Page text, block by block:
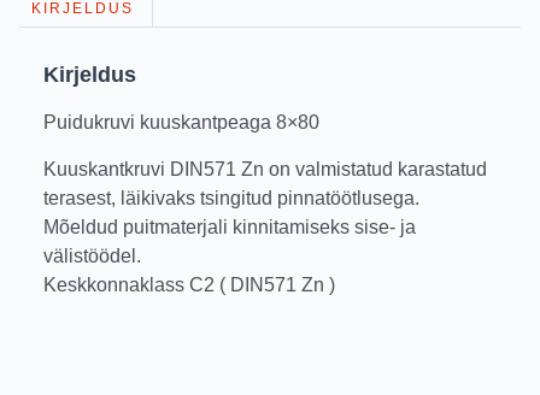
KIRJELDUS
Kirjeldus
Puidukruvi kuuskantpeaga 8×80
Kuuskantkruvi DIN571 Zn on valmistatud karastatud
terasest, läikivaks tsingitud pinnatöötlusega.
Mõeldud puitmaterjali kinnitamiseks sise- ja
välistöödel.
Keskkonnaklass C2 ( DIN571 Zn )